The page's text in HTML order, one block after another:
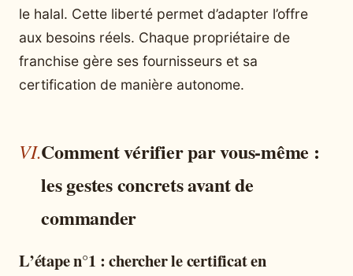
le halal. Cette liberté permet d’adapter l’offre
aux besoins réels. Chaque propriétaire de
franchise gère ses fournisseurs et sa
certification de manière autonome.
Comment vérifier par vous-même :
les gestes concrets avant de
commander
L’étape n°1 : chercher le certificat en